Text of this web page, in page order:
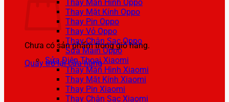
Chưa có sản phẩm trong giỏ hàng.
Quay trở lại cửa hàng
Thay Màn Hình Oppo
Thay Mặt Kính Oppo
Thay Pin Oppo
Thay Vỏ Oppo
Thay Chân Sạc Oppo
Sửa Main Oppo
Sửa Điện Thoại Xiaomi
Thay Màn Hình Xiaomi
Thay Mặt Kính Xiaomi
Thay Pin Xiaomi
Thay Chân Sạc Xiaomi